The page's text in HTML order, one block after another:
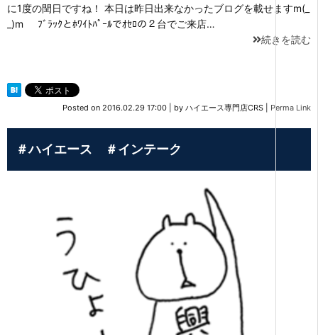
に1度の閏日ですね！ 本日は昨日出来なかったブログを載せますm(_
_)m ﾌﾞﾗｯｸとﾎﾜｲﾄﾊﾟｰﾙでｵｾﾛの２台でご来店…
続きを読む
Posted on 2016.02.29 17:00 by ハイエース専門店CRS Perma Link
＃ハイエース ＃インテーク